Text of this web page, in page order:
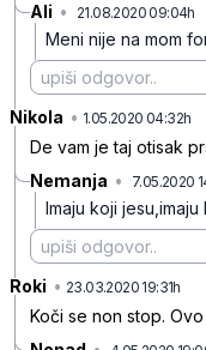
Ali • 21.08.2020 09:04h
Meni nije na mom
Nikola • 1.05.2020 04:32h
De vam je taj otisak
Nemanja • 7.05.2020
Imaju koji
Roki • 23.03.2020 19:31h
Koči se non stop.